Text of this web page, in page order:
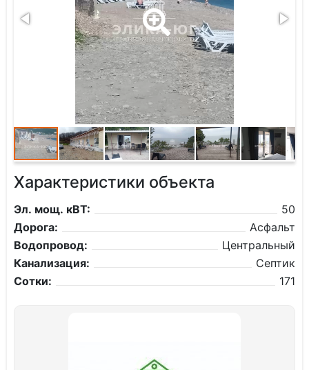
Характеристики объекта
Эл. мощ. кВТ:
50
Дорога:
Асфальт
Водопровод:
Центральный
Канализация:
Септик
Сотки:
171